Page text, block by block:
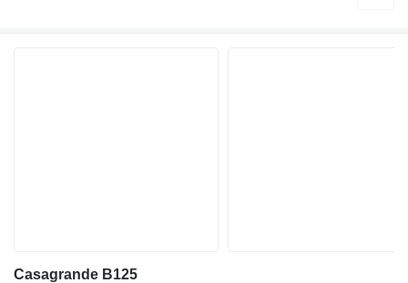
Casagrande B125